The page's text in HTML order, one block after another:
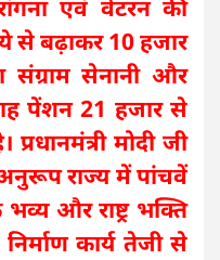
एवं वेटरन की
से बढ़ाकर 10 हजार
संग्राम सेनानी और
पेंशन 21 हजार से
मोदी जी
अनुरूप राज्य में पांचवें
और राष्ट्र भक्ति
कार्य तेजी से